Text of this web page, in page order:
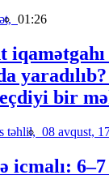
01:26
bir
təhlil, 08 avqust,
icmalı: 6–7